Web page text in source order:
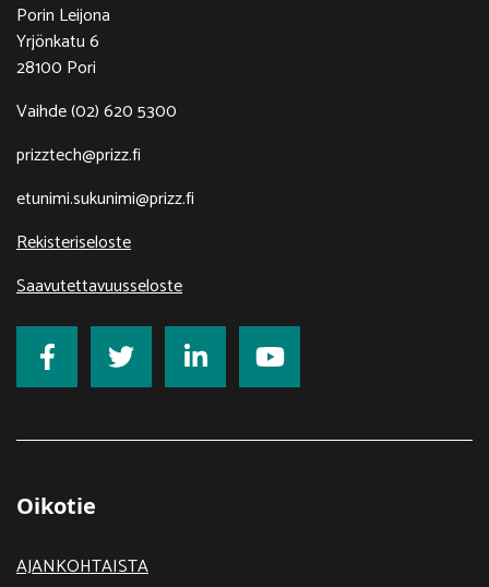
Porin Leijona
Yrjönkatu 6
28100 Pori
Vaihde (02) 620 5300
prizztech@prizz.fi
etunimi.sukunimi@prizz.fi
Rekisteriseloste
Saavutettavuusseloste
Oikotie
AJANKOHTAISTA